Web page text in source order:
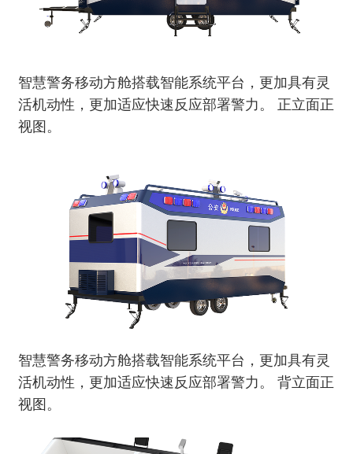
智慧警务移动方舱搭载智能系统平台，更加具有灵
活机动性，更加适应快速反应部署警力。 正立面正
视图。
智慧警务移动方舱搭载智能系统平台，更加具有灵
活机动性，更加适应快速反应部署警力。 背立面正
视图。